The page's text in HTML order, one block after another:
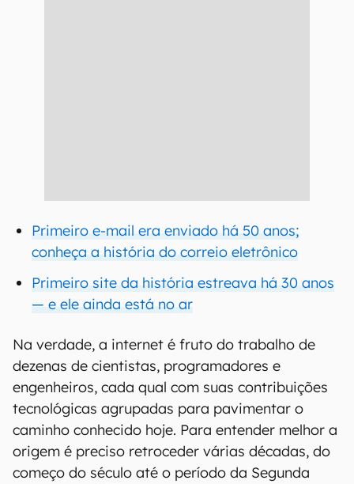
Primeiro e-mail era enviado há 50 anos;
conheça a história do correio eletrônico
Primeiro site da história estreava há 30 anos
— e ele ainda está no ar
Na verdade, a internet é fruto do trabalho de
dezenas de cientistas, programadores e
engenheiros, cada qual com suas contribuições
tecnológicas agrupadas para pavimentar o
caminho conhecido hoje. Para entender melhor a
origem é preciso retroceder várias décadas, do
começo do século até o período da Segunda